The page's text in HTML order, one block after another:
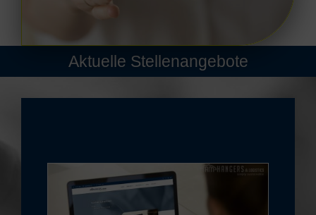
Aktuelle Stellenangebote